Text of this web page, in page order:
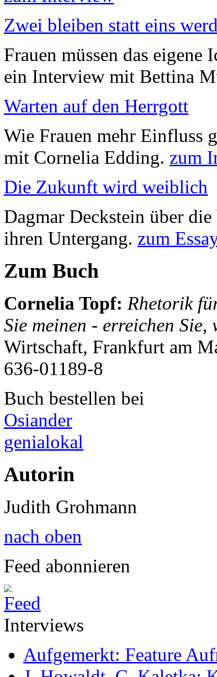
Zwei bleiben statt eins
Frauen müssen das
ein Interview mit Bettina
Warten auf den Herrgott
Wie Frauen mehr Einfluss
mit Cornelia Edding. zum
Die Zukunft wird weiblich
Dagmar Deckstein über
ihren Untergang. zum
Zum Buch
Cornelia Topf: Rhetorik
Sie meinen - erreichen
Wirtschaft, Frankfurt am
636-01189-8
Buch bestellen bei
Osiander
genialokal
Autorin
Judith Grohmann
nach oben
Feed abonnieren
Interviews
Aufgemerkt: Feature